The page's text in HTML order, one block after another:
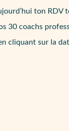
ton
30 coachs
cliquant sur la